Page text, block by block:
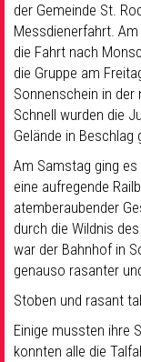
Seelsorge &
der Gemeinde St.
Messdienerfahrt.
die Fahrt nach
die Gruppe am
Sonnenschein in der
Schnell wurden die
Gelände in Beschlag
Am Samstag ging
eine aufregende
atemberaubender
durch die Wildnis
war der Bahnhof in
genauso rasanter
Stoben und rasant
Einige mussten ihre
konnten alle die